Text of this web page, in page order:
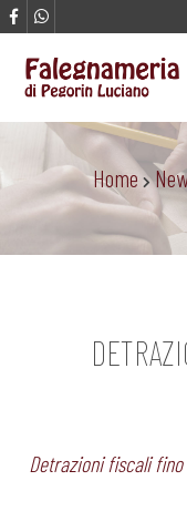
Home
Detrazioni fiscali